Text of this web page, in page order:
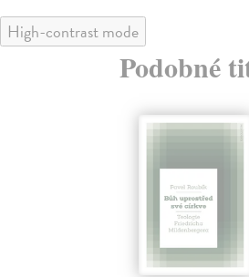
High-contrast mode
Podobné